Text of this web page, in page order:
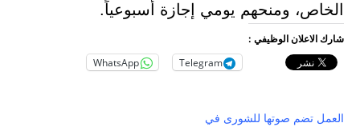
الخاص، ومنحهم يومي إجازة أسبوعياً.
شارك الاعلان الوظيفي :
Telegram
WhatsApp
العمل تضم صوتها للشورى في